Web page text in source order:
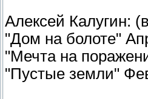
Алексей Калугин:
"Дом на болоте"
"Мечта на
"Пустые земли"